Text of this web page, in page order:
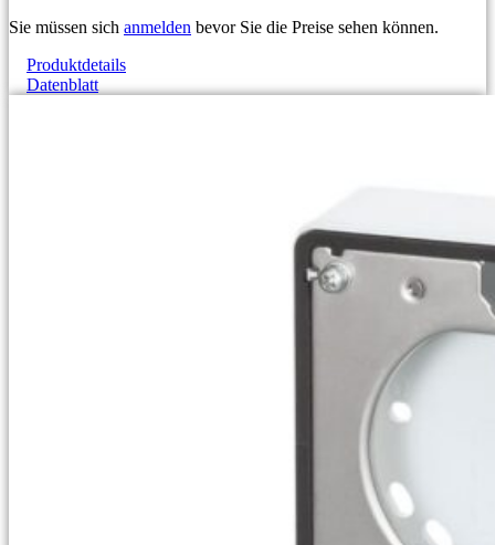
Sie müssen sich anmelden bevor Sie die Preise sehen können.
Produktdetails
Datenblatt